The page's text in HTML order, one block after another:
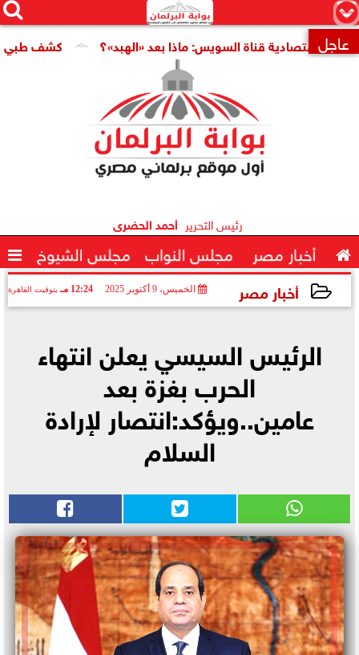
×


 عاجل كشف طبي جديد قناة السويس: ماذا بعد «الهبد»؟
رئيس التحرير أحمد الحضرى
 أخبار مصر مجلس النواب مجلس الشيوخ 
أخبار مصر الخميس، 9 أكتوبر 2025 12:24 مـ بتوقيت القاهرة
الرئيس السيسي يعلن انتهاء
الحرب بغزة بعد
عامين..ويؤكد:انتصار لإرادة
السلام